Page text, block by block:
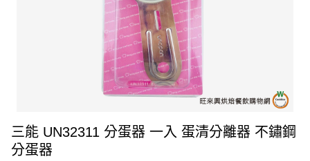
三能 UN32311 分蛋器 一入 蛋清分離器 不鏽鋼
分蛋器